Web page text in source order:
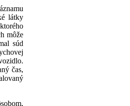
látky
môže
súd
čas,